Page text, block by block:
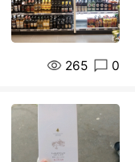
265 0